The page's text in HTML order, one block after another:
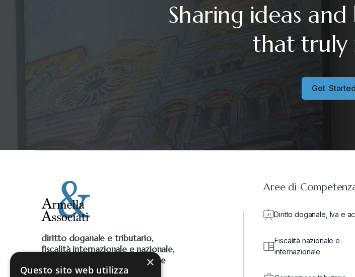
Sharing ideas
that truly
Get Started
diritto doganale e tributario,
fiscalità internazionale e nazionale,
Iva, accise, fiscalità ambientale e
contenzioso tributario
Aree di
Diritto doganale, Iva e
Fiscalità nazionale e
internazionale
×
Questo sito web utilizza